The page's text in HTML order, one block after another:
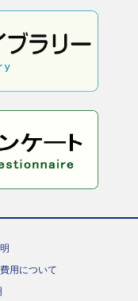
用について